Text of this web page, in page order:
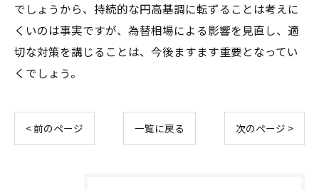
でしょうから、持続的な円高基調に転ずることは考えに
くいのは事実ですが、為替相場による影響を見直し、適
切な対策を講じることは、今後ますます重要となってい
くでしょう。
< 前のページ 一覧に戻る 次のページ >